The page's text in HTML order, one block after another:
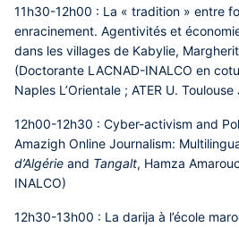
11h30-12h00 : La « tradition » entre
enracinement. Agentivités et
dans les villages de Kabylie,
(Doctorante LACNAD-INALCO en
Naples L’Orientale ; ATER U.
12h00-12h30 : Cyber-activism and
Amazigh Online Journalism:
d’Algérie and Tangalt, Hamza
INALCO)
12h30-13h00 : La darija à l’école